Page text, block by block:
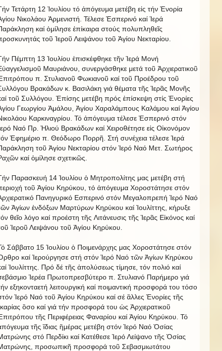
Τετάρτη 12 Ἰουλίου τό ἀπόγευμα μετέβη εἰς τήν Ἐνορία
Νικολάου Ἀρμενιστή. Τέλεσε Ἑσπερινό καί Ἱερά
καί ὁμίλησε ἐπίκαιρα στούς πολυπληθεῖς
τοῦ Ἱεροῦ Λειψάνου τοῦ Ἁγίου Νεκταρίου.
Πέμπτη 13 Ἰουλίου ἐπισκέφθηκε τῆν Ἱερά Μονή
Μαυριάνου, συνεργάσθηκε μετά τοῦ Ἀρχιερατικοῦ
π. Στυλιανοῦ Φωκιανοῦ καί τοῦ Προέδρου τοῦ
Βρακάδων κ. Βασιλάκη γιά θέματα τῆς Ἱερᾶς Μονῆς
τοῦ Συλλόγου. Ἐπίσης μετέβη πρός ἐπίσκεψη στίς Ἐνορίες
Γεωργίου Ἀμάλου, Ἁγίου Χαραλάμπους Καλάμου καί Ἁγίου
Καρκιναγρίου. Τό ἀπόγευμα τέλεσε Ἐσπερινό στόν
Ναό Πρ. Ἠλιού Βρακάδων καί Χειροθέτησε εἰς Οἰκονόμον
Ἐφημέριο π. Θεόδωρο Πορρῆ. Στή συνέχεια τέλεσε Ἱερά
τοῦ Ἁγίου Νεκταρίου στόν Ἱερό Ναό Μετ. Σωτήρος
καί ὁμίλησε σχετικῶς.
Παρασκευή 14 Ἰουλίου ὁ Μητροπολίτης μας μετέβη στή
τοῦ Ἁγίου Κηρύκου, τό ἀπόγευμα Χοροστάτησε στόν
Πανηγυρικό Εσπερινό στόν Μεγαλοπρεπή Ἱερό Ναό
Ἁγίων ἐνδόξων Μαρτύρων Κηρύκου καί Ἰουλίττης, κήρυξε
θεῖο λόγο καί προέστη τῆς Λιτάνευσις τῆς Ἱερᾶς Εἰκόνος καί
Ἱεροῦ Λειψάνου τοῦ Ἁγίου Κηρύκου.
Σάββατο 15 Ἰουλίου ὁ Ποιμενάρχης μας Χοροστάτησε στόν
καί Ἱερούργησε στή στόν Ἱερό Ναό τῶν Ἁγίων Κηρύκου
Ἰουλίττης. Πρό δέ τῆς ἀπολύσεως τίμησε, τόν πολιό καί
Ἱερέα Πρωτοπρεσβύτερο π. Στυλιανό Παρήμερο γιά
εξηκονταετή λειτουργική καί ποιμαντική προσφορά του τόσο
Ἱερό Ναό τοῦ Ἁγίου Κηρύκου καί σέ ἃλλες Ἑνορίες τῆς
ὃσο καί γιά τήν προσφορά του ὡς Ἀρχιερατικοῦ
τῆς Περιφέρειας Φαναρίου καί Ἁγίου Κηρύκου. Τό
τῆς ἳδιας ἣμέρας μετέβη στόν Ἱερό Ναό Ὁσίας
στό Περδίκι καί Κατέθεσε Ἱερό Λείψανο τῆς Ὁσίας
προσωπικῆ προσφορά τοῦ Σεβασμιωτάτου